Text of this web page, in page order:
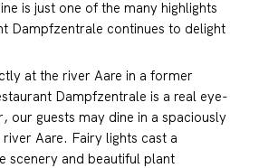
is just one of the many highlights
Dampfzentrale continues to delight
at the river Aare in a former
Dampfzentrale is a real eye-
our guests may dine in a spaciously
Aare. Fairy lights cast a
scenery and beautiful plant